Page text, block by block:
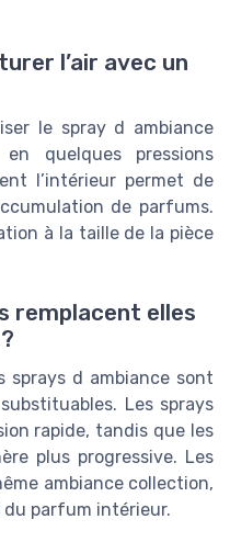
l’air avec un
le spray d ambiance
quelques pressions
l’intérieur permet de
de parfums.
à la taille de la pièce
remplacent elles
sprays d ambiance sont
Les sprays
rapide, tandis que les
plus progressive. Les
ambiance collection,
du parfum intérieur.